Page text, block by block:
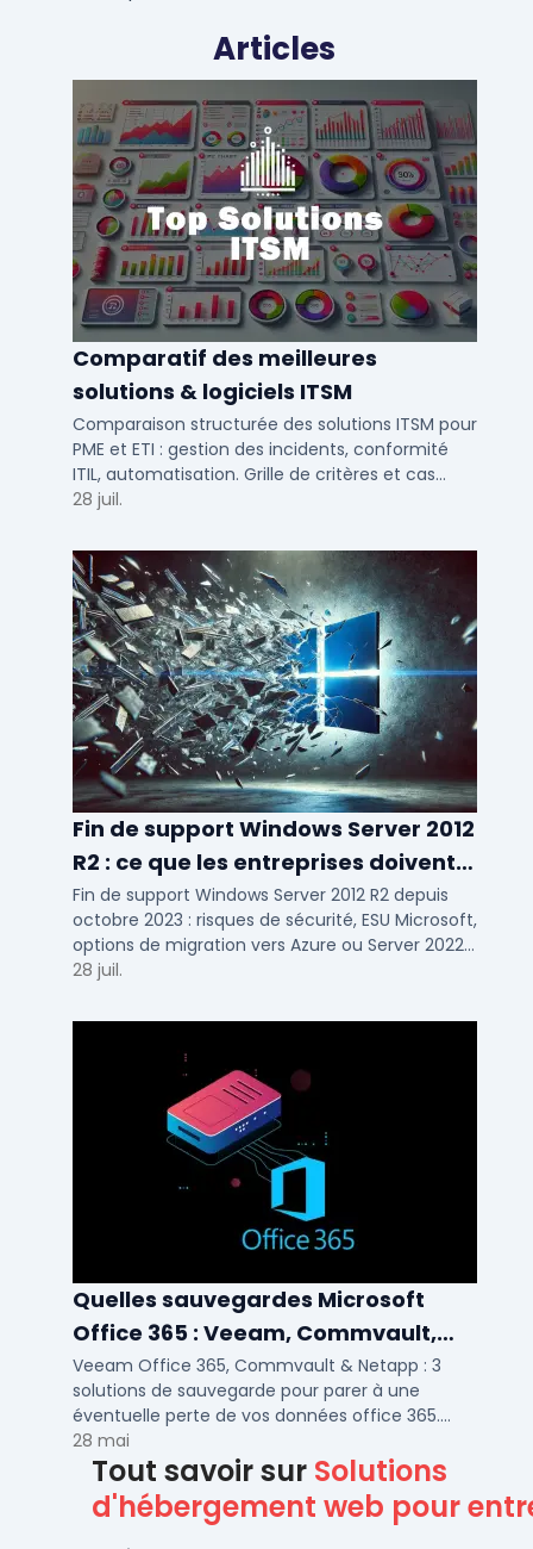
Articles
Comparatif des meilleures
solutions & logiciels ITSM
Comparaison structurée des solutions ITSM pour
PME et ETI : gestion des incidents, conformité
ITIL, automatisation. Grille de critères et cas
d'usage par taille d'entreprise.
28 juil.
Fin de support Windows Server 2012
R2 : ce que les entreprises doivent
savoir
Fin de support Windows Server 2012 R2 depuis
octobre 2023 : risques de sécurité, ESU Microsoft,
options de migration vers Azure ou Server 2022
pour TPE, PME et ETI.
28 juil.
Quelles sauvegardes Microsoft
Office 365 : Veeam, Commvault,
Netapp
Veeam Office 365, Commvault & Netapp : 3
solutions de sauvegarde pour parer à une
éventuelle perte de vos données office 365.
Voici notre ...
28 mai
Tout savoir sur Solutions
d'hébergement web pour